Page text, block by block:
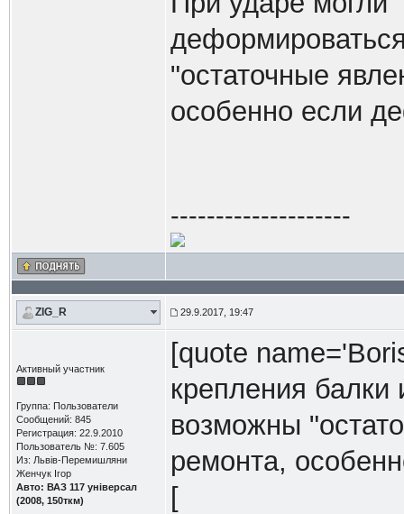
"остаточные
особенно если
--------------------
ZIG_R 29.9.2017, 19:47
Активный участник
Группа: Пользователи
Сообщений: 845
Регистрация: 22.9.2010
Пользователь №: 7.605
Из: Львів-Перемишляни
Женчук Ігор
Авто: ВАЗ 117 універсал
(2008, 150ткм)
[quote
крепления
возможны
ремонта,
[